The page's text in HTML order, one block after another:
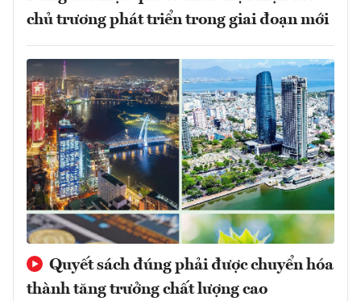
chủ trương phát triển trong giai đoạn mới
Quyết sách đúng phải được chuyển hóa
thành tăng trưởng chất lượng cao